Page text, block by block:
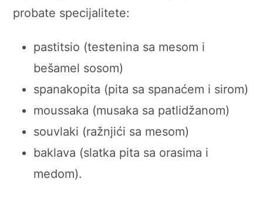
probate specijalitete:
pastitsio (testenina sa mesom i
bešamel sosom)
spanakopita (pita sa spanaćem i sirom)
moussaka (musaka sa patlidžanom)
souvlaki (ražnjići sa mesom)
baklava (slatka pita sa orasima i
medom).